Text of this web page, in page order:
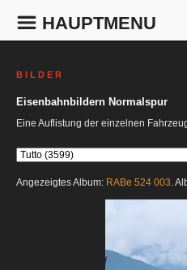
HAUPTMENU
B I L D E R
Eisenbahnbildern Normalspur
Eine Auflistung der einzelnen
Angezeigtes Album: RABe 524 003.